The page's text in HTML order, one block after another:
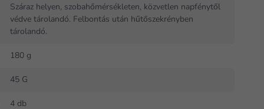
Száraz helyen, szobahőmérsékleten, közvetlen napfénytől
védve tárolandó. Felbontás után hűtőszekrényben
tárolandó.
180 g
45 G
4 db